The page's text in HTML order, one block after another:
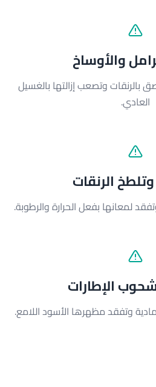
والأوساخ
بالرنقات وتصعب إزالتها بالغسيل
العادي.
الرنقات
لمعانها بفعل الحرارة والرطوبة.
الإطارات
وتفقد مظهرها الأسود اللامع.